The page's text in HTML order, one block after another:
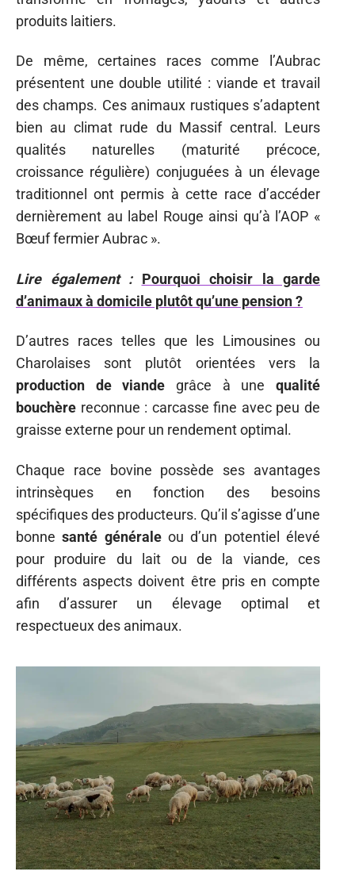
produits laitiers.
De même, certaines races comme l’Aubrac
présentent une double utilité : viande et travail
des champs. Ces animaux rustiques s’adaptent
bien au climat rude du Massif central. Leurs
qualités naturelles (maturité précoce,
croissance régulière) conjuguées à un élevage
traditionnel ont permis à cette race d’accéder
dernièrement au label Rouge ainsi qu’à l’AOP «
Bœuf fermier Aubrac ».
Lire également :
Pourquoi choisir la garde
d’animaux à domicile plutôt qu’une pension ?
D’autres races telles que les Limousines ou
Charolaises sont plutôt orientées vers la
production de viande grâce à unequalité
bouchère reconnue : carcasse fine avec peu de
graisse externe pour un rendement optimal.
Chaque race bovine possède ses avantages
intrinsèques en fonction des besoins
spécifiques des producteurs. Qu’il s’agisse d’une
bonnesanté généraleou d’un potentiel élevé
pour produire du lait ou de la viande, ces
différents aspects doivent être pris en compte
afin d’assurer un élevage optimal et
respectueux des animaux.